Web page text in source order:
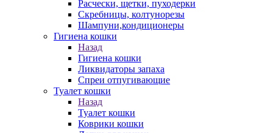
Расчески, щетки, пуходерки
Скребницы, колтунорезы
Шампуни,кондиционеры
Гигиена кошки
Назад
Гигиена кошки
Ликвидаторы запаха
Спреи отпугивающие
Туалет кошки
Назад
Туалет кошки
Коврики кошки